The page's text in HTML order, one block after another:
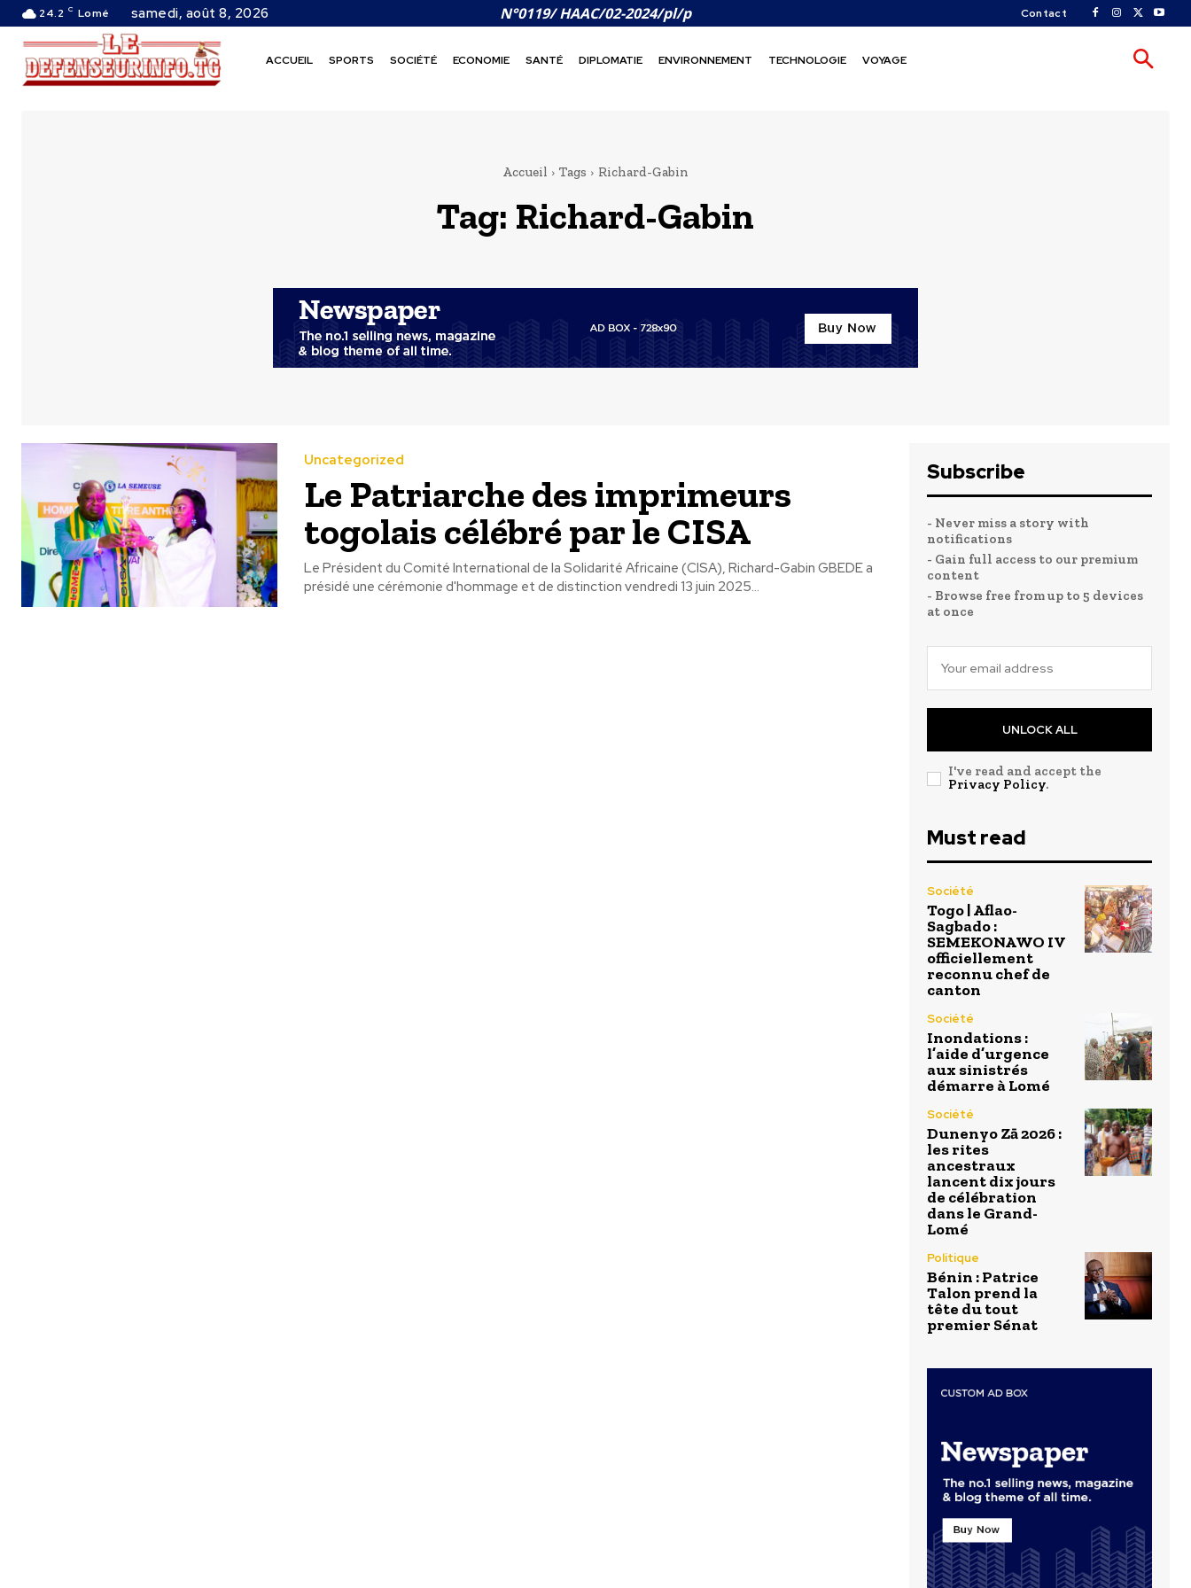
24.2 C Lomé samedi, août 8, 2026 N°0119/ HAAC/02-2024/pl/p Contact
ACCUEIL SPORTS SOCIÉTÉ ECONOMIE SANTÉ DIPLOMATIE ENVIRONNEMENT TECHNOLOGIE VOYAGE
Accueil Tags Richard-Gabin
Tag: Richard-Gabin
Uncategorized
Le Patriarche des imprimeurs
togolais célébré par le CISA
Le Président du Comité International de la Solidarité Africaine (CISA), Richard-Gabin GBEDE a
présidé une cérémonie d'hommage et de distinction vendredi 13 juin 2025...
Subscribe
- Never miss a story with
notifications
- Gain full access to our premium
content
- Browse free from up to 5 devices
at once
UNLOCK ALL
I've read and accept the
Privacy Policy.
Must read
Société
Togo | Aflao-
Sagbado :
SEMEKONAWO IV
officiellement
reconnu chef de
canton
Société
Inondations :
l’aide d’urgence
aux sinistrés
démarre à Lomé
Société
Dunenyo Zā 2026 :
les rites
ancestraux
lancent dix jours
de célébration
dans le Grand-
Lomé
Politique
Bénin : Patrice
Talon prend la
tête du tout
premier Sénat